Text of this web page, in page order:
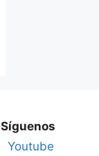
Síguenos
Youtube